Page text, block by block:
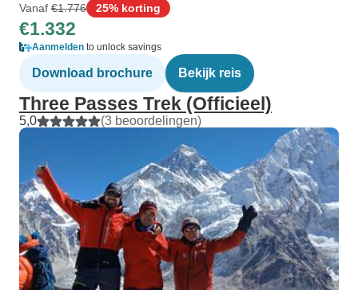
Vanaf €1.776 25% korting
€1.332
Aanmelden to unlock savings
Download brochure Bekijk reis
Three Passes Trek (Officieel)
5,0 (3 beoordelingen)